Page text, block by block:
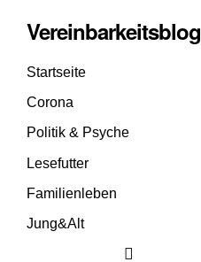
Vereinbarkeitsblog
Startseite
Corona
Politik & Psyche
Lesefutter
Familienleben
Jung&Alt